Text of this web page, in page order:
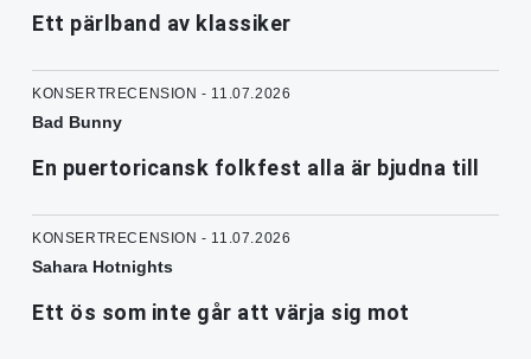
Ett pärlband av klassiker
KONSERTRECENSION - 11.07.2026
Bad Bunny
En puertoricansk folkfest alla är bjudna till
KONSERTRECENSION - 11.07.2026
Sahara Hotnights
Ett ös som inte går att värja sig mot